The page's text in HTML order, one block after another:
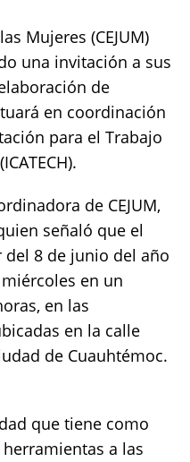
Mujeres (CEJUM)
una invitación a sus
de
en coordinación
para el Trabajo
de CEJUM,
señaló que el
8 de junio del año
en un
en las
en la calle
de Cuauhtémoc.
que tiene como
a las